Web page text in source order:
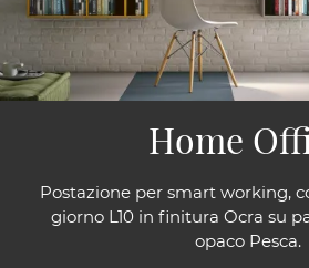
Postazione per smart working,
giorno L10 in finitura Ocra su
opaco Pesca.
Home